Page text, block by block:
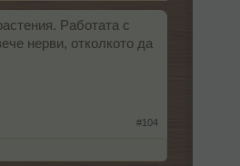
Работата с
нерви, отколкото да
#104